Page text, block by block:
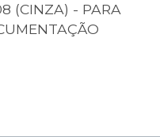
(CINZA) - PARA